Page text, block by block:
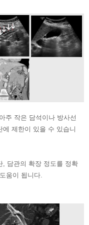
주 작은 담석이나 방사선
제한이 있을 수 있습니
, 담관의 확장 정도를 정확
움이 됩니다.